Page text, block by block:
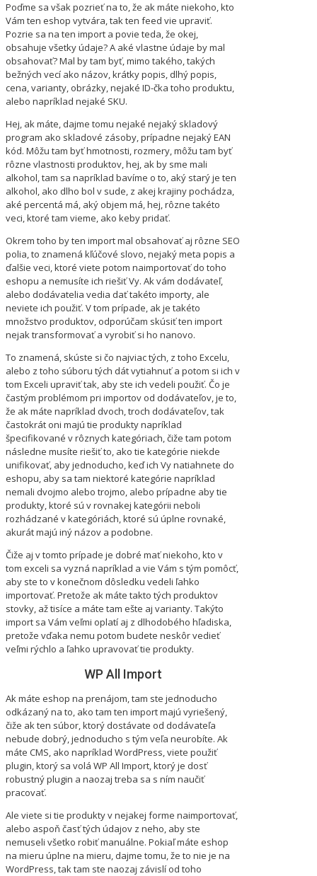
Poďme sa však pozrieť na to, že ak máte niekoho, kto
Vám ten eshop vytvára, tak ten feed vie upraviť.
Pozrie sa na ten import a povie teda, že okej,
obsahuje všetky údaje? A aké vlastne údaje by mal
obsahovať? Mal by tam byť, mimo takého, takých
bežných vecí ako názov, krátky popis, dlhý popis,
cena, varianty, obrázky, nejaké ID-čka toho produktu,
alebo napríklad nejaké SKU.
Hej, ak máte, dajme tomu nejaké nejaký skladový
program ako skladové zásoby, prípadne nejaký EAN
kód. Môžu tam byť hmotnosti, rozmery, môžu tam byť
rôzne vlastnosti produktov, hej, ak by sme mali
alkohol, tam sa napríklad bavíme o to, aký starý je ten
alkohol, ako dlho bol v sude, z akej krajiny pochádza,
aké percentá má, aký objem má, hej, rôzne takéto
veci, ktoré tam vieme, ako keby pridať.
Okrem toho by ten import mal obsahovať aj rôzne SEO
polia, to znamená kľúčové slovo, nejaký meta popis a
ďalšie veci, ktoré viete potom naimportovať do toho
eshopu a nemusíte ich riešiť Vy. Ak vám dodávateľ,
alebo dodávatelia vedia dať takéto importy, ale
neviete ich použiť. V tom prípade, ak je takéto
množstvo produktov, odporúčam skúsiť ten import
nejak transformovať a vyrobiť si ho nanovo.
To znamená, skúste si čo najviac tých, z toho Excelu,
alebo z toho súboru tých dát vytiahnuť a potom si ich v
tom Exceli upraviť tak, aby ste ich vedeli použiť. Čo je
častým problémom pri importov od dodávateľov, je to,
že ak máte napríklad dvoch, troch dodávateľov, tak
častokrát oni majú tie produkty napríklad
špecifikované v rôznych kategóriach, čiže tam potom
následne musíte riešiť to, ako tie kategórie niekde
unifikovať, aby jednoducho, keď ich Vy natiahnete do
eshopu, aby sa tam niektoré kategórie napríklad
nemali dvojmo alebo trojmo, alebo prípadne aby tie
produkty, ktoré sú v rovnakej kategórii neboli
rozhádzané v kategóriách, ktoré sú úplne rovnaké,
akurát majú iný názov a podobne.
Čiže aj v tomto prípade je dobré mať niekoho, kto v
tom exceli sa vyzná napríklad a vie Vám s tým pomôcť,
aby ste to v konečnom dôsledku vedeli ľahko
importovať. Pretože ak máte takto tých produktov
stovky, až tisíce a máte tam ešte aj varianty. Takýto
import sa Vám veľmi oplatí aj z dlhodobého hľadiska,
pretože vďaka nemu potom budete neskôr vedieť
veľmi rýchlo a ľahko upravovať tie produkty.
WP All Import
Ak máte eshop na prenájom, tam ste jednoducho
odkázaný na to, ako tam ten import majú vyriešený,
čiže ak ten súbor, ktorý dostávate od dodávateľa
nebude dobrý, jednoducho s tým veľa neurobíte. Ak
máte CMS, ako napríklad WordPress, viete použiť
plugin, ktorý sa volá WP All Import, ktorý je dosť
robustný plugin a naozaj treba sa s ním naučiť
pracovať.
Ale viete si tie produkty v nejakej forme naimportovať,
alebo aspoň časť tých údajov z neho, aby ste
nemuseli všetko robiť manuálne. Pokiaľ máte eshop
na mieru úplne na mieru, dajme tomu, že to nie je na
WordPress, tak tam ste naozaj závislí od toho